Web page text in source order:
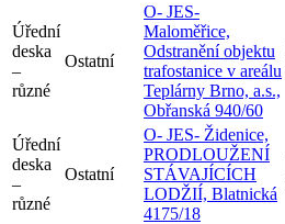
Úřední
deska
–
různé
Ostatní
O- JES-
Maloměřice,
Odstranění objektu
trafostanice v areálu
Teplárny Brno, a.s.,
Obřanská 940/60
Úřední
deska
–
různé
Ostatní
O- JES- Židenice,
PRODLOUŽENÍ
STÁVAJÍCÍCH
LODŽIÍ, Blatnická
4175/18